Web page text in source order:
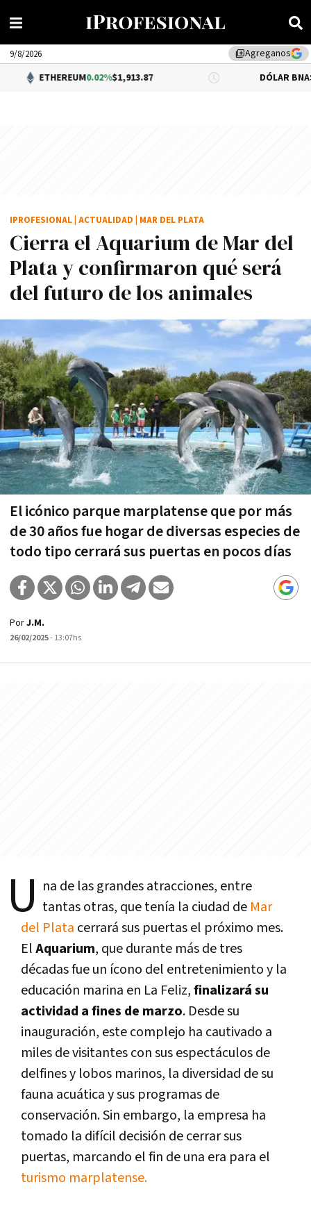
library_addAgreganos
9/8/2026
0.02%$1,913.87 DÓLAR BNA $1,520.00
Cierra el Aquarium de Mar del
Plata y confirmaron qué será
del futuro de los animales
El icónico parque marplatense que por más
de 30 años fue hogar de diversas especies de
todo tipo cerrará sus puertas en pocos días
IPROFESIONAL ACTUALIDAD MAR DEL PLATA
PorJ.M.
26/02/2025- 13:07hs
U na de las grandes atracciones, entre
tantas otras, que tenía la ciudad de Mar
del Plata cerrará sus puertas el próximo mes.
ElAquarium, que durante más de tres
décadas fue un ícono del entretenimiento y la
educación marina en La Feliz,finalizará su
actividad a fines de marzo. Desde su
inauguración, este complejo ha cautivado a
miles de visitantes con sus espectáculos de
delfines y lobos marinos, la diversidad de su
fauna acuática y sus programas de
conservación. Sin embargo, la empresa ha
tomado la difícil decisión de cerrar sus
puertas, marcando el fin de una era para el
turismo marplatense.